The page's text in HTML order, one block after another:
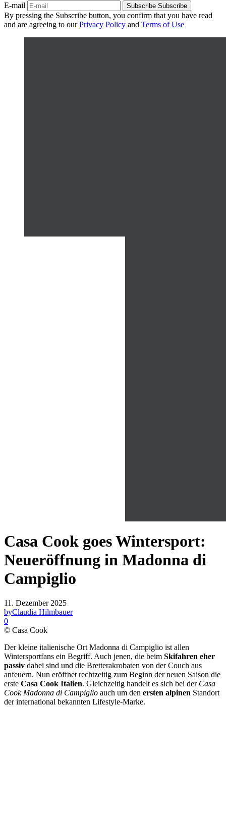
E-mail Subscribe Subscribe
By pressing the Subscribe button, you confirm that you have read
and are agreeing to ourPrivacy Policy and Terms of Use
Casa Cook goes Wintersport:
Neueröffnung in Madonna di
Campiglio
11. Dezember 2025
byClaudia Hilmbauer
0
© Casa Cook
Der kleine italienische Ort Madonna di Campiglio ist allen
Wintersportfans ein Begriff. Auch jenen, die beim Skifahren eher
passiv dabei sind und die Bretterakrobaten von der Couch aus
anfeuern. Nun eröffnet rechtzeitig zum Beginn der neuen Saison die
erste Casa Cook Italien. Gleichzeitig handelt es sich bei der Casa
Cook Madonna di Campiglio auch um den ersten alpinen Standort
der international bekannten Lifestyle-Marke.